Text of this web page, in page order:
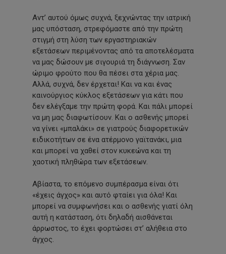
Αντ’ αυτού όμως συχνά, ξεχνώντας την ιατρική
μας υπόσταση, στρεφόμαστε από την πρώτη
στιγμή στη λύση των εργαστηριακών
εξετάσεων περιμένοντας από τα αποτελέσματα
να μας δώσουν με σιγουριά τη διάγνωση. Σαν
ώριμο φρούτο που θα πέσει στα χέρια μας.
Αλλά, συχνά, δεν έρχεται! Και να και ένας
καινούργιος κύκλος εξετάσεων για κάτι που
δεν ελέγξαμε την πρώτη φορά. Και πάλι μπορεί
να μη μας διαφωτίσουν. Και ο ασθενής μπορεί
να γίνει «μπαλάκι» σε γιατρούς διαφορετικών
ειδικοτήτων σε ένα ατέρμονο γαϊτανάκι, μια
και μπορεί να χαθεί στον κυκεώνα και τη
χαοτική πληθώρα των εξετάσεων.
Αβίαστα, το επόμενο συμπέρασμα είναι ότι
«έχεις άγχος» και αυτό φταίει για όλα! Και
μπορεί να συμφωνήσει και ο ασθενής γιατί όλη
αυτή η κατάσταση, ότι δηλαδή αισθάνεται
άρρωστος, το έχει φορτώσει στ’ αλήθεια στο
άγχος.